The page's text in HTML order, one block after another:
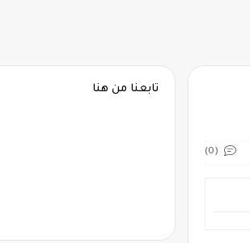
(0)
تابعنا من هنا